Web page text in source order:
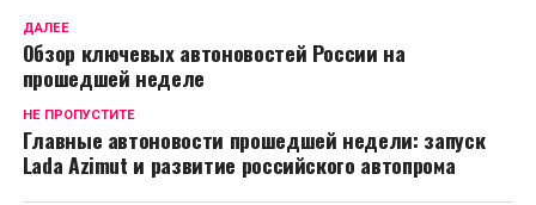
ДАЛЕЕ
Обзор ключевых автоновостей России на
прошедшей неделе
НЕ ПРОПУСТИТЕ
Главные автоновости прошедшей недели: запуск
Lada Azimut и развитие российского автопрома